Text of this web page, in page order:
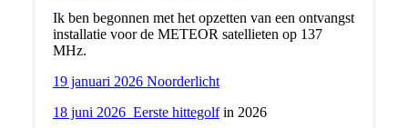
Ik ben begonnen met het opzetten van een ontvangst
installatie voor de METEOR satellieten op 137
MHz.
19 januari 2026 Noorderlicht
18 juni 2026 Eerste hittegolfin 2026